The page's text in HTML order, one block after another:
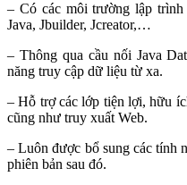
– Có các môi trường lập trình
Java, Jbuilder, Jcreator,…
– Thông qua cầu nối Java
năng truy cập dữ liệu từ xa.
– Hỗ trợ các lớp tiện lợi, hữu
cũng như truy xuất Web.
– Luôn được bổ sung các tính
phiên bản sau đó.